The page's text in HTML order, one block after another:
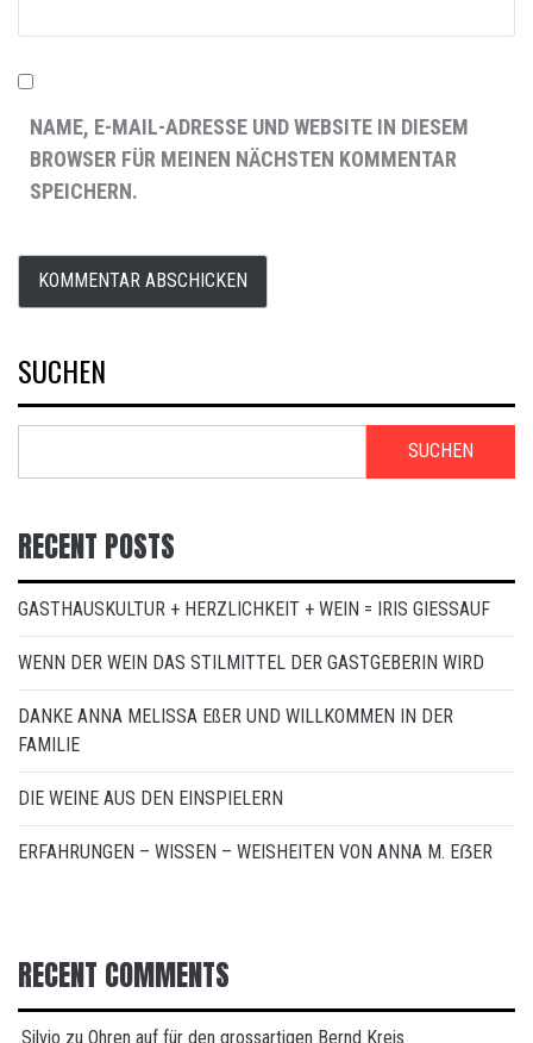
NAME, E-MAIL-ADRESSE UND WEBSITE IN DIESEM
BROWSER FÜR MEINEN NÄCHSTEN KOMMENTAR
SPEICHERN.
SUCHEN
SUCHEN
RECENT POSTS
GASTHAUSKULTUR + HERZLICHKEIT + WEIN = IRIS GIESSAUF
WENN DER WEIN DAS STILMITTEL DER GASTGEBERIN WIRD
DANKE ANNA MELISSA EßER UND WILLKOMMEN IN DER
FAMILIE
DIE WEINE AUS DEN EINSPIELERN
ERFAHRUNGEN – WISSEN – WEISHEITEN VON ANNA M. EẞER
RECENT COMMENTS
Silvio zu Ohren auf für den grossartigen Bernd Kreis